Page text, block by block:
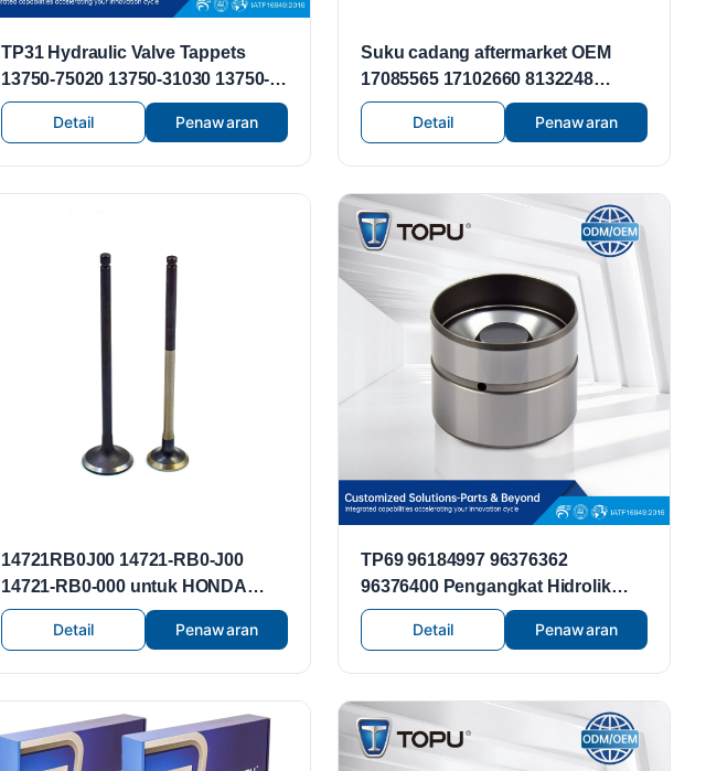
TP31 Hydraulic Valve Tappets
13750-75020 13750-31030 13750-
OY010 13750-0V030 Cocok untuk
Katup Tappet Toyota Lexus
Detail Penawaran
Suku cadang aftermarket OEM
17085565 17102660 8132248
pengangkat katup hidrolik/katup
tappet untuk GM BUICK
Detail Penawaran
14721RB0J00 14721-RB0-J00
14721-RB0-000 untuk HONDA
2009~2016 FIT CR-Z CITY Katup
Buang Katup Pengangkat Katup
Detail Penawaran
TP69 96184997 96376362
96376400 Pengangkat Hidrolik
Katup Tappet untuk Chevrolet
Aveo Daewoo Lanos 1.6L A16DMS
Detail Penawaran